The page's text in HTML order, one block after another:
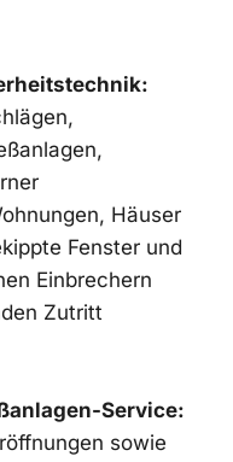
Häuser
Fenster und
Einbrechern
Zutritt
Service:
sowie